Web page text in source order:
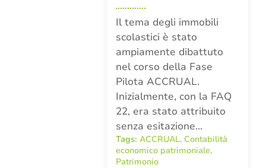
Il tema degli immobili
scolastici è stato
ampiamente dibattuto
nel corso della Fase
Pilota ACCRUAL.
Inizialmente, con la FAQ
22, era stato attribuito
senza esitazione…
Tags: ACCRUAL, Contabilità
economico patrimoniale,
Patrimonio